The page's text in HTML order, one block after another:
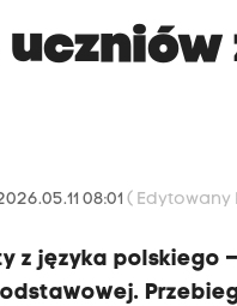
08:01( Edytowany
z języka